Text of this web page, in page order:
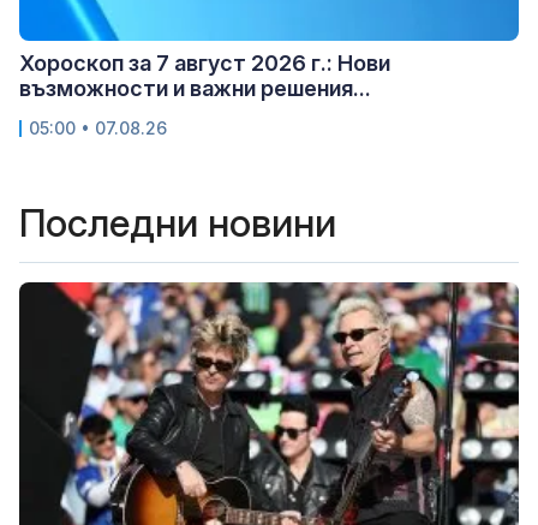
Хороскоп за 7 август 2026 г.: Нови
възможности и важни решения...
05:00 • 07.08.26
Последни новини